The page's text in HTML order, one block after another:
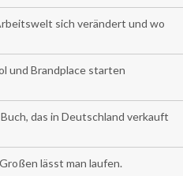
sich verändert und wo
und Brandplace starten
das in Deutschland verkauft
lässt man laufen.